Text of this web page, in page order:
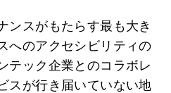
ンスがもたらす最も大き
へのアクセシビリティの
テック企業とのコラボレ
スが行き届いていない地